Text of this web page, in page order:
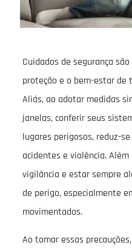
Cuidados de segurança
proteção e o bem-estar de
Aliás, ao adotar medidas
janelas, conferir seus
lugares perigosos, reduz-
acidentes e violência.
vigilância e estar sempre
de perigo, especialmente
movimentados.
Ao tomar essas